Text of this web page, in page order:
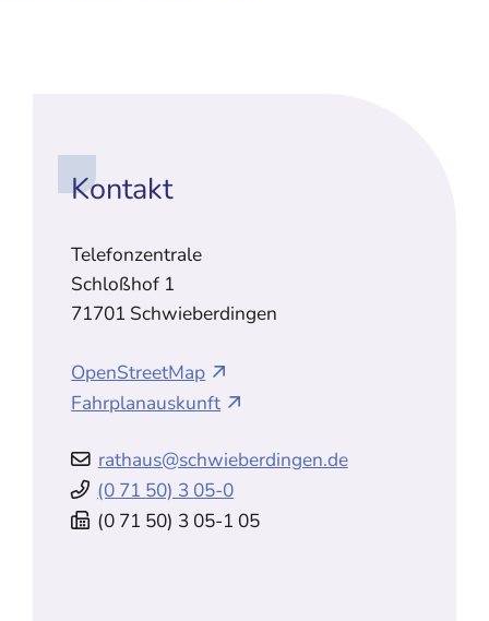
Kontakt
Telefonzentrale
Schloßhof 1
71701 Schwieberdingen
OpenStreetMap
Fahrplanauskunft
rathaus@schwieberdingen.de
(0 71 50) 3 05-0
(0 71 50) 3 05-1 05